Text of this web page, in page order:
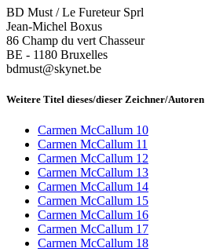
BD Must / Le Fureteur Sprl
Jean-Michel Boxus
86 Champ du vert Chasseur
BE - 1180 Bruxelles
bdmust@skynet.be
Weitere Titel dieses/dieser Zeichner/Autoren
Carmen McCallum 10
Carmen McCallum 11
Carmen McCallum 12
Carmen McCallum 13
Carmen McCallum 14
Carmen McCallum 15
Carmen McCallum 16
Carmen McCallum 17
Carmen McCallum 18